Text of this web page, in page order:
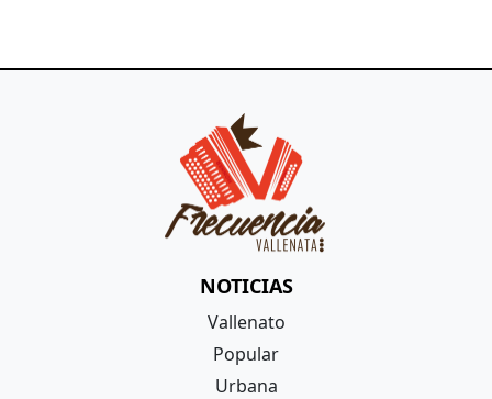
NOTICIAS
Vallenato
Popular
Urbana